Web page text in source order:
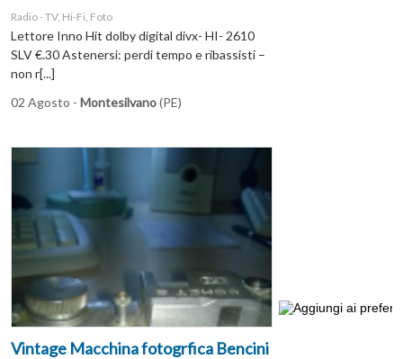
Radio - TV, Hi-Fi, Foto
Lettore Inno Hit dolby digital divx- HI- 2610
SLV €.30 Astenersi: perdi tempo e ribassisti –
non r[...]
02 Agosto - Montesilvano(PE)
Vintage Macchina fotogrfica Bencini